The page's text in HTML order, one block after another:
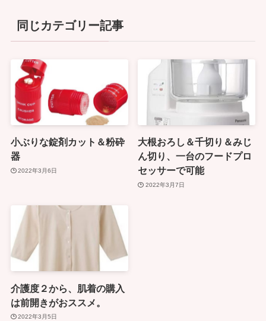
同じカテゴリー記事
小ぶりな錠剤カット＆粉砕
器
2022年3月6日
大根おろし＆千切り＆みじ
ん切り、一台のフードプロ
セッサーで可能
2022年3月7日
介護度２から、肌着の購入
は前開きがおススメ。
2022年3月5日